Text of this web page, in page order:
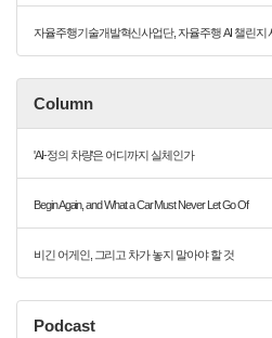
자율주행기술개발혁신사업단, 자율주행 AI 챌린지
Column
'AI-정의 차량'은 어디까지 실체인가
Begin Again, and What a Car Must Never Let Go Of
비긴 어게인, 그리고 차가 놓지 말아야 할 것
Podcast